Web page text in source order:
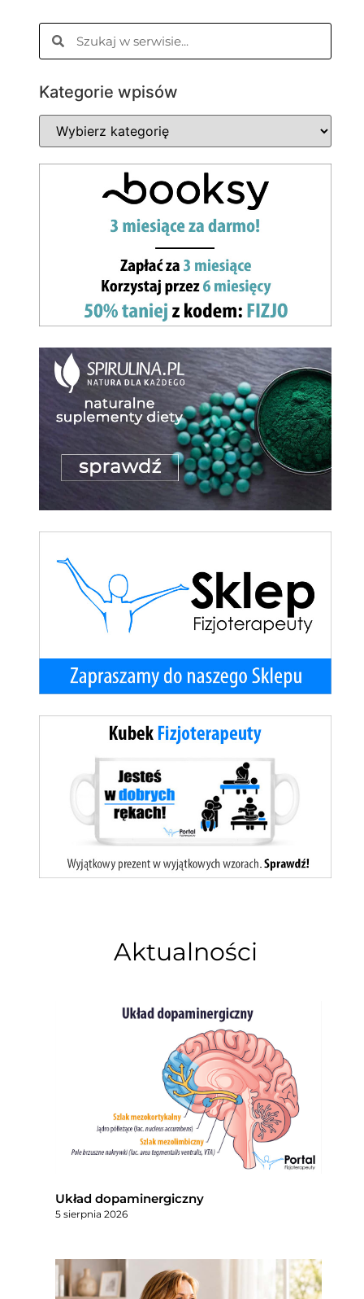
Kategorie wpisów
Aktualności
Układ dopaminergiczny
5 sierpnia 2026